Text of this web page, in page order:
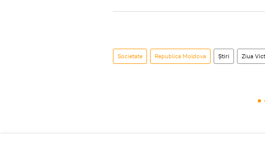
Societate Republica Moldova Știri Ziua